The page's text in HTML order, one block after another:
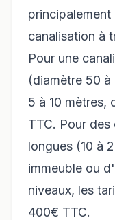
canalisation à
Pour une
(diamètre 50
5 à 10 mètres,
TTC. Pour
longues (10 à
immeuble ou
niveaux, les
400€ TTC.